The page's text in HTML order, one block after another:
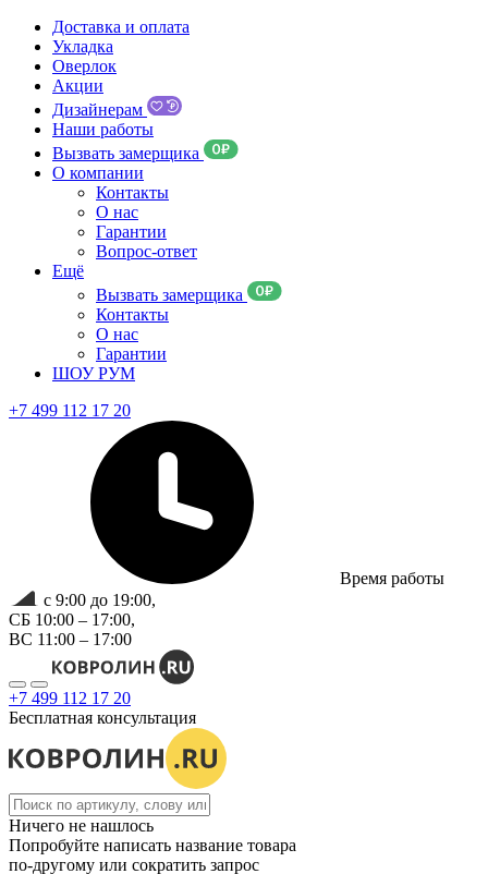
Доставка и оплата
Укладка
Оверлок
Акции
Дизайнерам
Наши работы
Вызвать замерщика
О компании
Контакты
О нас
Гарантии
Вопрос-ответ
Ещё
Вызвать замерщика
Контакты
О нас
Гарантии
ШОУ РУМ
+7 499 112 17 20
Время работы
с 9:00 до 19:00,
СБ 10:00 – 17:00,
ВС 11:00 – 17:00
+7 499 112 17 20
Бесплатная консультация
Ничего не нашлось
Попробуйте написать название товара
по-другому или сократить запрос